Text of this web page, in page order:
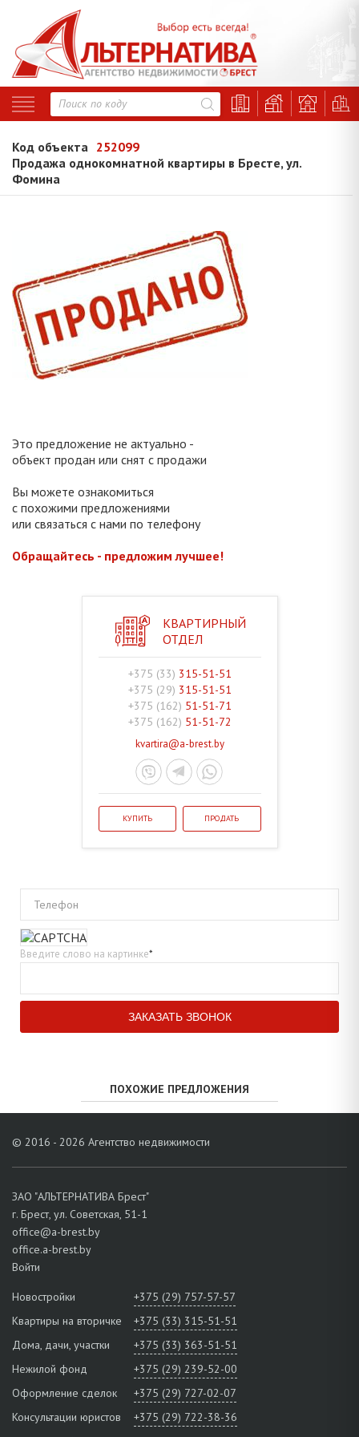
Код объекта 252099
Продажа однокомнатной квартиры в Бресте, ул.
Фомина
Это предложение не актуально -
объект продан или снят с продажи
Вы можете ознакомиться
с похожими предложениями
или связаться с нами по телефону
Обращайтесь - предложим лучшее!
КВАРТИРНЫЙ
ОТДЕЛ
+375 (33) 315-51-51
+375 (29) 315-51-51
+375 (162) 51-51-71
+375 (162) 51-51-72
kvartira@a-brest.by
КУПИТЬ ПРОДАТЬ
Телефон
Введите слово на картинке*
ПОХОЖИЕ ПРЕДЛОЖЕНИЯ
© 2016 - 2026 Агентство недвижимости
ЗАО "АЛЬТЕРНАТИВА Брест"
г. Брест, ул. Советская, 51-1
office@a-brest.by
office.a-brest.by
Войти
Новостройки
+375 (29) 757-57-57
Квартиры на вторичке
+375 (33) 315-51-51
Дома, дачи, участки
+375 (33) 363-51-51
Нежилой фонд
+375 (29) 239-52-00
Оформление сделок
+375 (29) 727-02-07
Консультации юристов
+375 (29) 722-38-36